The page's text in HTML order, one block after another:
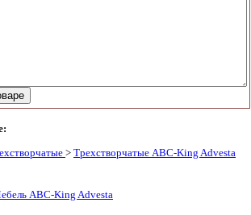
> Трехстворчатые ABC-King Advesta
ABC-King Advesta